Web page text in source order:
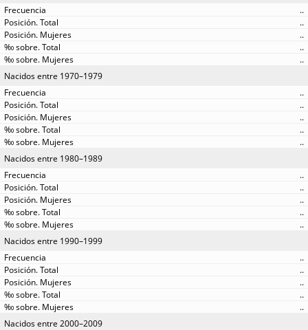
..
..
..
..
..
Nacidos entre 1970–1979
..
..
..
..
..
Nacidos entre 1980–1989
..
..
..
..
..
Nacidos entre 1990–1999
..
..
..
..
..
Nacidos entre 2000–2009